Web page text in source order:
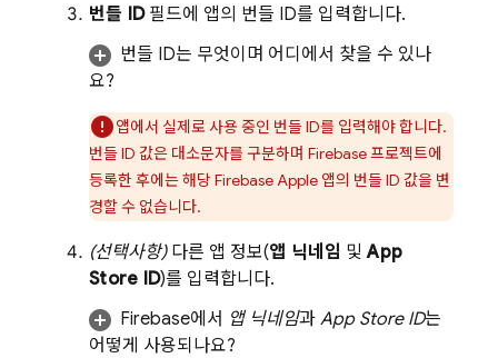
번들 ID필드에 앱의 번들 ID를 입력합니다.
번들 ID는 무엇이며 어디에서 찾을 수 있나
요?
앱에서 실제로 사용 중인 번들 ID를 입력해야 합니다.
번들 ID 값은 대소문자를 구분하며 Firebase 프로젝트에
등록한 후에는 해당 Firebase Apple 앱의 번들 ID 값을 변
경할 수 없습니다.
(선택사항)다른 앱 정보(앱 닉네임 및App
Store ID)를 입력합니다.
Firebase에서 앱 닉네임과 App Store ID는
어떻게 사용되나요?